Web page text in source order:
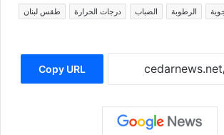
الرطوبة الضباب درجات الحرارة
طقس لبنان
Copy URL